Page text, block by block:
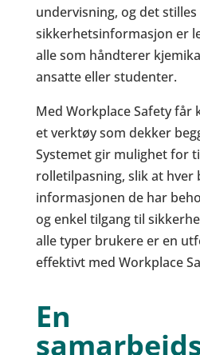
undervisning, og det
sikkerhetsinformasjon er
alle som håndterer
ansatte eller studenter.
Med Workplace Safety får
et verktøy som dekker
Systemet gir mulighet for
rolletilpasning, slik at hver
informasjonen de har
og enkel tilgang til
alle typer brukere er en
effektivt med Workplace
En